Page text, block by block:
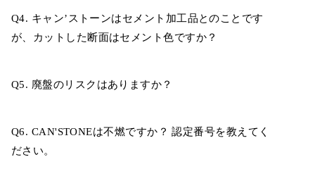
Q4. キャン’ストーンはセメント加工品とのことです
が、カットした断面はセメント色ですか？
Q5. 廃盤のリスクはありますか？
Q6. CAN'STONEは不燃ですか？ 認定番号を教えてく
ださい。